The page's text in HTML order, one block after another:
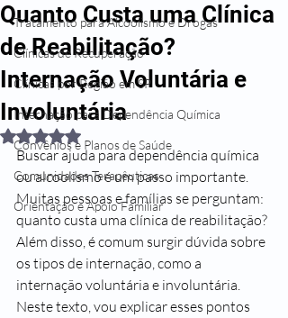
Tratamento para Alcoolismo e Drogas
Clínicas de Recuperação
Clínicas por Região em SP
Internação para Dependência Química
Convênios e Planos de Saúde
Comunidades Terapêuticas
Orientação e Apoio Familiar
Quanto Custa uma Clínica
de Reabilitação?
Internação Voluntária e
Involuntária
Avaliado com NaN de 5 estrelas.
Buscar ajuda para dependência química
ou alcoolismo é um passo importante.
Muitas pessoas e famílias se perguntam:
quanto custa uma clínica de reabilitação?
Além disso, é comum surgir dúvida sobre
os tipos de internação, como a
internação voluntária e involuntária.
Neste texto, vou explicar esses pontos